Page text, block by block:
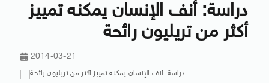
دراسة: أنف الإنسان يمكنه تمييز
أكثر من تريليون رائحة
2014-03-21